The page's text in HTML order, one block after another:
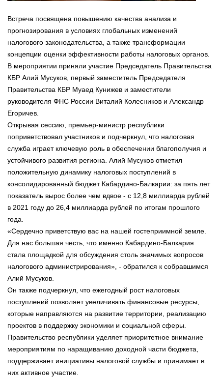
Встреча посвящена повышению качества анализа и
прогнозирования в условиях глобальных изменений
налогового законодательства, а также трансформации
концепции оценки эффективности работы налоговых органов.
В мероприятии приняли участие Председатель Правительства
КБР Алий Мусуков, первый заместитель Председателя
Правительства КБР Муаед Кунижев и заместители
руководителя ФНС России Виталий Колесников и Александр
Егоричев.
Открывая сессию, премьер-министр республики
поприветствовал участников и подчеркнул, что налоговая
служба играет ключевую роль в обеспечении благополучия и
устойчивого развития региона. Алий Мусуков отметил
положительную динамику налоговых поступлений в
консолидированный бюджет Кабардино-Балкарии: за пять лет
показатель вырос более чем вдвое - с 12,8 миллиарда рублей
в 2021 году до 26,4 миллиарда рублей по итогам прошлого
года.
«Сердечно приветствую вас на нашей гостеприимной земле.
Для нас большая честь, что именно Кабардино-Балкария
стала площадкой для обсуждения столь значимых вопросов
налогового администрирования», - обратился к собравшимся
Алий Мусуков.
Он также подчеркнул, что ежегодный рост налоговых
поступлений позволяет увеличивать финансовые ресурсы,
которые направляются на развитие территории, реализацию
проектов в поддержку экономики и социальной сферы.
Правительство республики уделяет приоритетное внимание
мероприятиям по наращиванию доходной части бюджета,
поддерживает инициативы налоговой службы и принимает в
них активное участие.